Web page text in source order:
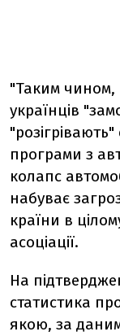
"Таким чином,
українців
програми з
колапс
набуває
країни в
асоціації.
На
статистика
якою, за